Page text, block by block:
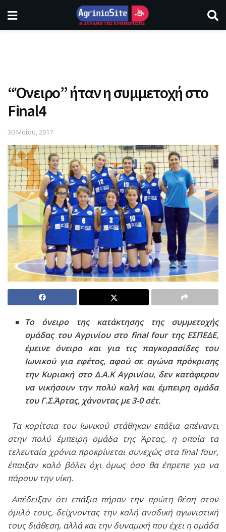
“Όνειρο” ήταν η συμμετοχή στο
Final4
30 Μαΐου, 2017
Το όνειρο της κατάκτησης της συμμετοχής
ομάδας του Αγρινίου στο final four της ΕΣΠΕΔΕ,
έμεινε όνειρο και για τις παγκορασίδες του
Ιωνικού για εφέτος, αφού σε αγώνα πρόκρισης
την Κυριακή στο Δ.Α.Κ Αγρινίου, δεν κατάφεραν
να νικήσουν την πολύ καλή και έμπειρη ομάδα
του Γ.Σ.Άρτας, χάνοντας με 3-0 σέτ.
Τα κορίτσια του Ιωνικού στάθηκαν επάξια απέναντι
στην πολύ έμπειρη ομάδα της Άρτας, η οποία τα
τελευταία χρόνια προκρίνεται συνεχώς στα final four,
έπαιξαν καλό βόλει όχι όμως όσο θα έπρεπε για να
πάρουν την νίκη.
Απέδειξαν ότι επάξια πήραν την πρώτη θέση στον
όμιλό τους, δείχνοντας την καλή ανοδική αγωνιστική
τους διάθεση, αλλά και την δυναμική που έχει η ομάδα